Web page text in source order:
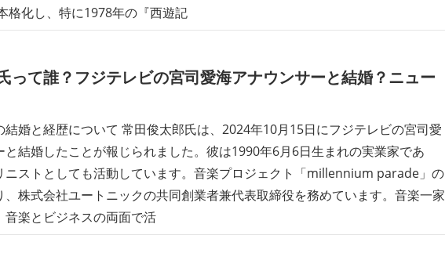
格化し、特に1978年の『西遊記
って誰？フジテレビの宮司愛海アナウンサーと結婚？ニュー
結婚と経歴について 常田俊太郎氏は、2024年10月15日にフジテレビの宮司愛
と結婚したことが報じられました。彼は1990年6月6日生まれの実業家であ
ニストとしても活動しています。音楽プロジェクト「millennium parade」の
、株式会社ユートニックの共同創業者兼代表取締役を務めています。音楽一家
音楽とビジネスの両面で活